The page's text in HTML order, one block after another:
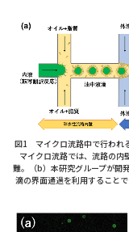
図1 マイクロ流路中で行われ
マイクロ流路では、流路の内
難。（b）本研究グループが開
滴の界面通過を利用すること